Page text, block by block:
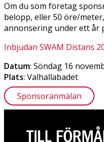
Om du som företag
belopp, eller 50 öre/
annonsering under ett år
Inbjudan SWAM Distans
Datum: Söndag 16
Plats: Valhallabadet
Sponsoranmälan